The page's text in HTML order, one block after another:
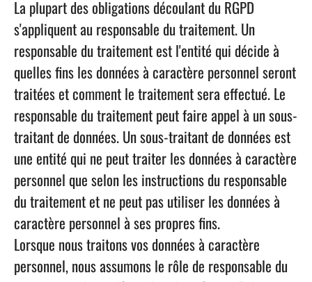
La plupart des obligations découlant du RGPD
s'appliquent au responsable du traitement. Un
responsable du traitement est l'entité qui décide à
quelles fins les données à caractère personnel seront
traitées et comment le traitement sera effectué. Le
responsable du traitement peut faire appel à un sous-
traitant de données. Un sous-traitant de données est
une entité qui ne peut traiter les données à caractère
personnel que selon les instructions du responsable
du traitement et ne peut pas utiliser les données à
caractère personnel à ses propres fins.
Lorsque nous traitons vos données à caractère
personnel, nous assumons le rôle de responsable du